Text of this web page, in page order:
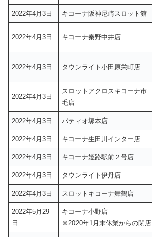
2022年4月3日 キコーナ阪神尼崎スロット館
2022年4月3日 キコーナ秦野中井店
2022年4月3日 タウンライト小田原栄町店
2022年4月3日
スロットアクロスキコーナ市
毛店
2022年4月3日 パティオ塚本店
2022年4月3日 キコーナ生田川インター店
2022年4月3日 キコーナ姫路駅前２号店
2022年4月3日 タウンライト伊丹店
2022年4月3日 スロットキコーナ舞鶴店
2022年5月29
日
キコーナ小野店
※2020年1月末休業からの閉店